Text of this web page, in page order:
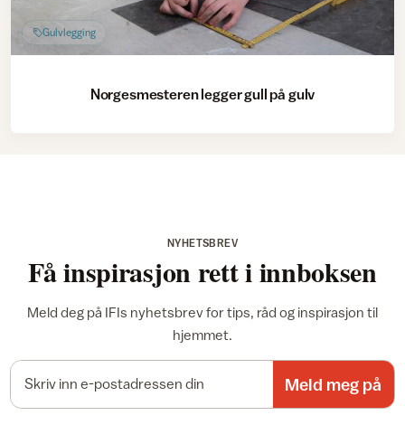
Gulvlegging
Norgesmesteren legger gull på gulv
NYHETSBREV
Få inspirasjon rett i innboksen
Meld deg på IFIs nyhetsbrev for tips, råd og inspirasjon til
hjemmet.
Meld meg på